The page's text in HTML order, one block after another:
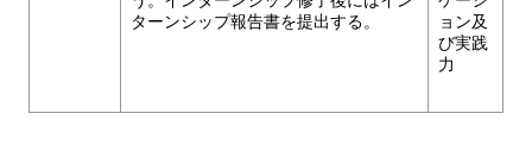
ターンシップ報告書を提出する。
ョン及
び実践
力